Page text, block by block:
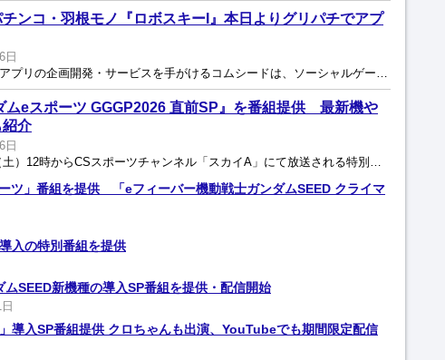
ンコ・羽根モノ『ロボスキーI』本日よりグリパチでアプ
日
スマートフォンゲームアプリの企画開発・サービスを手がけるコムシードは、ソーシャルゲーム『グリパチ』において、SANKYOのレトロパチンコ・羽根モノ『ロボスキーI』のアプリ一般配信を8月6日12:...
ムeスポーツ GGGP2026 直前SP』を番組提供 最新機や
紹介
日
SANKYOは、8月8日（土）12時からCSスポーツチャンネル「スカイA」にて放送される特別番組『SANKYO presents ガンダムeスポーツ GGGP2026 日本一決定戦直前スペシャル...
ツ」番組を提供 「eフィーバー機動戦士ガンダムSEED クライマ
入の特別番組を提供
SEED新機種の導入SP番組を提供・配信開始
導入SP番組提供 クロちゃんも出演、YouTubeでも期間限定配信